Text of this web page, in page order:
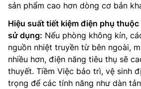
sản phẩm cao hơn dòng cơ bản
Hiệu suất tiết kiệm điện phụ
sử dụng: Nếu phòng không kín,
nguồn nhiệt truyền từ bên ngoài,
nhiều hơn, điện năng tiêu thụ sẽ
thuyết. Tiềm Việc bảo trì, vệ sinh
trọng để các tính năng như dàn